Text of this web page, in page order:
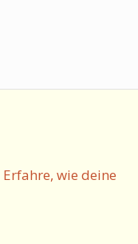
Erfahre, wie deine